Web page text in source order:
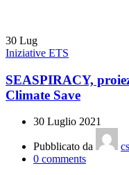
30 Lug
Iniziative ETS
SEASPIRACY,
Climate Save
30 Luglio 2021
Pubblicato da
0 comments